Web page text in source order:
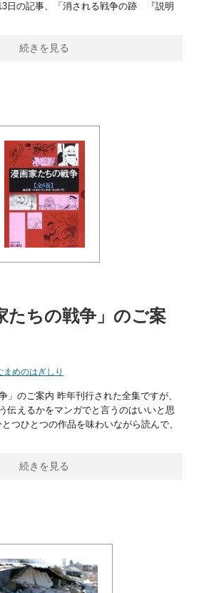
日の記事、「消される戦争の跡 『説明
続きを見る
たちの戦争」のご案
まめのはぎしり
」のご案内 昨年刊行された全集ですが、
伝えるかをマンガでと言うのはいいと思
つひとつの作品を味わいながら読んで、
続きを見る